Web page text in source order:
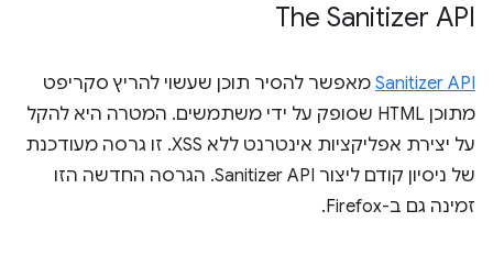
The Sanitizer API
Sanitizer API מאפשר להסיר תוכן שעשוי להריץ סקריפט
מתוכן HTML שסופק על ידי משתמשים. המטרה היא להקל
על יצירת אפליקציות אינטרנט ללא XSS. זו גרסה מעודכנת
של ניסיון קודם ליצור Sanitizer API. הגרסה החדשה הזו
זמינה גם ב-Firefox.